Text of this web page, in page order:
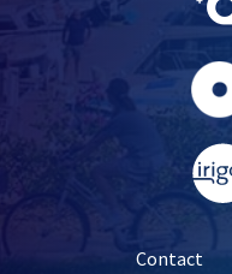
Contact